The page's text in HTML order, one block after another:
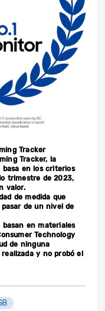
Tracker
Tracker, la
basa en los criterios
trimestre de 2023,
valor.
de medida que
de un nivel de
basan en materiales
Technology
de ninguna
y no probó el